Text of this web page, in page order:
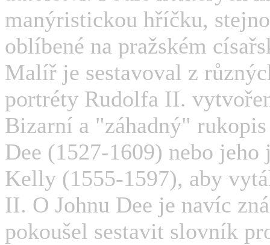
manýristickou hříčku,
oblíbené na pražském
Malíř je sestavoval z
portréty Rudolfa II.
Bizarní a "záhadný"
Dee (1527-1609) nebo
Kelly (1555-1597), aby
II. O Johnu Dee je navíc
pokoušel sestavit slovník